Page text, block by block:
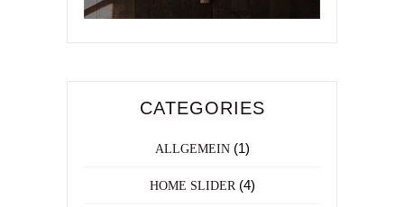
CATEGORIES
ALLGEMEIN(1)
HOME SLIDER (4)